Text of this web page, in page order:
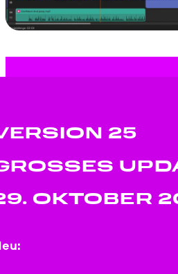
25
OKTOBER